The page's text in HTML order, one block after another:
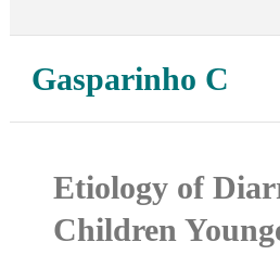
Gasparinho C
Etiology of
Children